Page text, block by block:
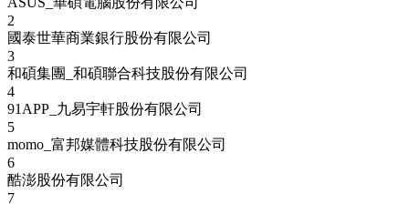
2
國泰世華商業銀行股份有限公司
3
和碩集團_和碩聯合科技股份有限公司
4
91APP_九易宇軒股份有限公司
5
momo_富邦媒體科技股份有限公司
6
酷澎股份有限公司
7